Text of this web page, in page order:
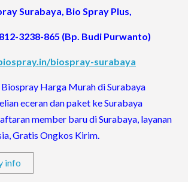
Surabaya, Bio Spray Plus,
3238-865 (Bp. Budi Purwanto)
biospray-surabaya
Harga Murah di Surabaya
eceran dan paket ke Surabaya
member baru di Surabaya, layanan
Gratis Ongkos Kirim.
info